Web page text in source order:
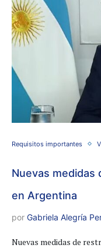
Requisitos importantes
Nuevas medidas
en Argentina
por Gabriela Alegría
Nuevas medidas de